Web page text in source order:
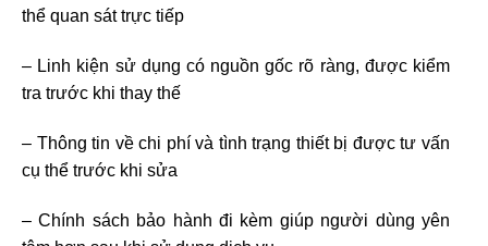
thể quan sát trực tiếp
– Linh kiện sử dụng có nguồn gốc rõ ràng, được kiểm
tra trước khi thay thế
– Thông tin về chi phí và tình trạng thiết bị được tư vấn
cụ thể trước khi sửa
– Chính sách bảo hành đi kèm giúp người dùng yên